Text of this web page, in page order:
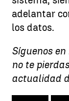
adelantar
los datos.
Síguenos
no te
actualidad